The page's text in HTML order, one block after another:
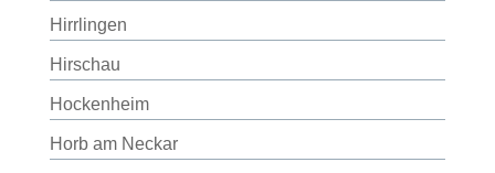
Hirrlingen
Hirschau
Hockenheim
Horb am Neckar